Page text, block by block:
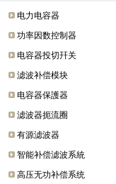
电力电容器
功率因数控制器
电容器投切幵关
滤波补偿模块
电容器保護器
滤波器扼流圈
有源滤波器
智能补偿滤波系統
高压无功补偿系统